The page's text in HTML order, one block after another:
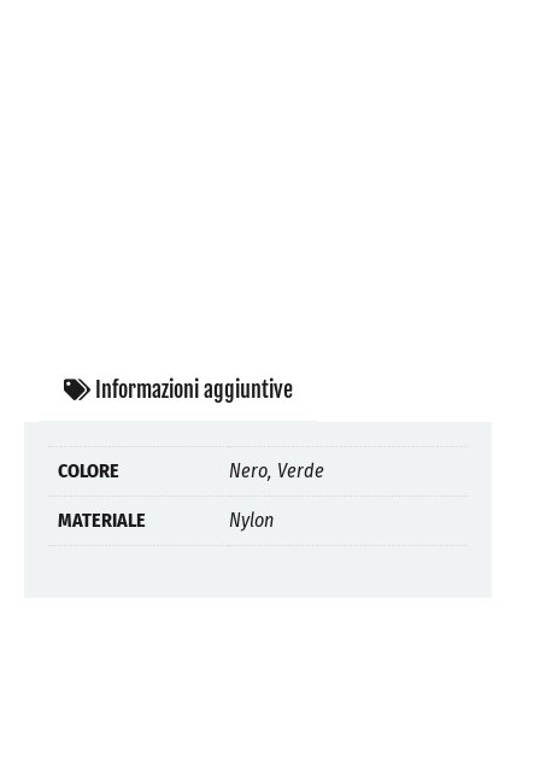
Informazioni aggiuntive
COLORE Nero, Verde
MATERIALE Nylon